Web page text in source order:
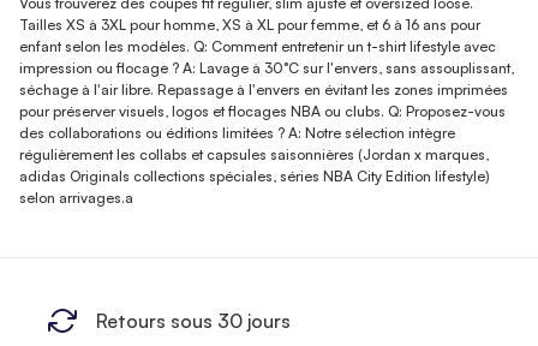
Tailles XS à 3XL pour homme, XS à XL pour femme, et 6 à 16 ans pour
enfant selon les modèles. Q: Comment entretenir un t-shirt lifestyle avec
impression ou flocage ? A: Lavage à 30°C sur l'envers, sans assouplissant,
séchage à l'air libre. Repassage à l'envers en évitant les zones imprimées
pour préserver visuels, logos et flocages NBA ou clubs. Q: Proposez-vous
des collaborations ou éditions limitées ? A: Notre sélection intègre
régulièrement les collabs et capsules saisonnières (Jordan x marques,
adidas Originals collections spéciales, séries NBA City Edition lifestyle)
selon arrivages.a
Retours sous 30 jours